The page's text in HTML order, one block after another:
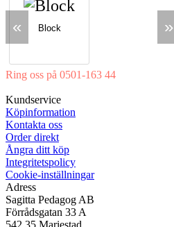
« Block »
Ring oss på 0501-163 44
Kundservice
Köpinformation
Kontakta oss
Order direkt
Ångra ditt köp
Integritetspolicy
Cookie-inställningar
Adress
Sagitta Pedagog AB
Förrådsgatan 33 A